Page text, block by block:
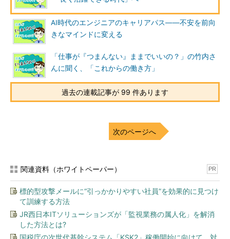
AI時代のエンジニアのキャリアパス――不安を前向
きなマインドに変える
「仕事が『つまんない』ままでいいの？」の竹内さ
んに聞く、「これからの働き方」
過去の連載記事が 99 件あります
次のページへ
関連資料（ホワイトペーパー） PR
標的型攻撃メールに“引っかかりやすい社員”を効果的に見つけ
て訓練する方法
JR西日本ITソリューションズが「監視業務の属人化」を解消
した方法とは?
国税庁の次世代基幹システム「KSK2」稼働開始に向けて、対